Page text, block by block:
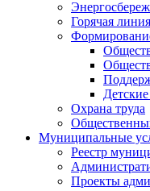
Горячая
Охрана труда
Муниципальные
Реестр
Проекты